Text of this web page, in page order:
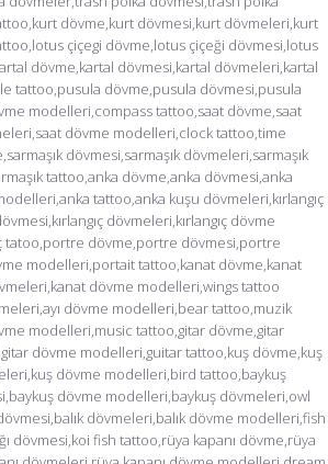
dövme,kurt dövmesi,kurt dövmeleri,kurt
çiçegi dövme,lotus çiçeği dövmesi,lotus
dövme,kartal dövmesi,kartal dövmeleri,kartal
tattoo,pusula dövme,pusula dövmesi,pusula
modelleri,compass tattoo,saat dövme,saat
dövme modelleri,clock tattoo,time
dövmesi,sarmaşık dövmeleri,sarmaşık
tattoo,anka dövme,anka dövmesi,anka
tattoo,anka kuşu dövmeleri,kırlangıç
dövmeleri,kırlangıç dövme
tatoo,portre dövme,portre dövmesi,portre
modelleri,portait tattoo,kanat dövme,kanat
dövme modelleri,wings tattoo
dövme modelleri,bear tattoo,muzik
modelleri,music tattoo,gitar dövme,gitar
dövme modelleri,guitar tattoo,kuş dövme,kuş
dövme modelleri,bird tattoo,baykuş
dövme modelleri,baykuş dövmeleri,owl
dövmeleri,balık dövme modelleri,fish
dövmesi,koi fish tattoo,rüya kapanı dövme,rüya